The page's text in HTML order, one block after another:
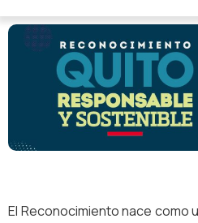
El Reconocimiento nace como